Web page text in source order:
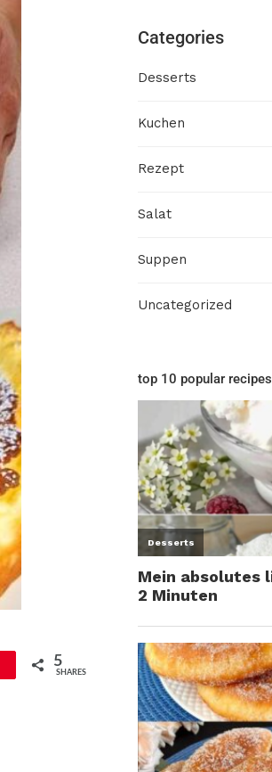
5
SHARES
Categories
Desserts
Kuchen
Rezept
Salat
Suppen
Uncategorized
top 10 popular recipes